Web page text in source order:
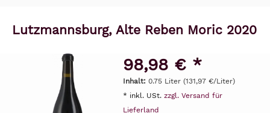
Lutzmannsburg, Alte Reben Moric 2020
98,98 € *
Inhalt: 0.75 Liter (131,97 €/Liter)
* inkl. USt. zzgl. Versand für
Lieferland